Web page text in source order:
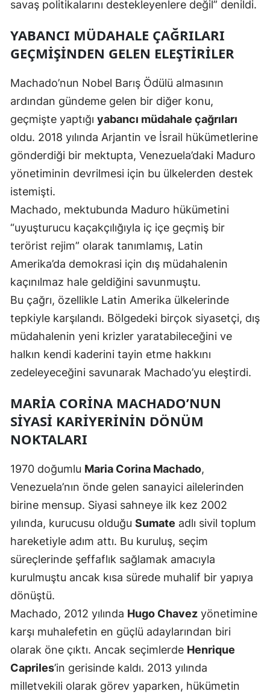
Karabük
Osmaniye
Düzce
savaş politikalarını destekleyenlere değil” denildi.
YABANCI MÜDAHALE ÇAĞRILARI
GEÇMIŞINDEN GELEN ELEŞTIRILER
Machado’nun Nobel Barış Ödülü almasının
ardından gündeme gelen bir diğer konu,
geçmişte yaptığı yabancı müdahale çağrıları
oldu. 2018 yılında Arjantin ve İsrail hükümetlerine
gönderdiği bir mektupta, Venezuela’daki Maduro
yönetiminin devrilmesi için bu ülkelerden destek
istemişti.
Machado, mektubunda Maduro hükümetini
“uyuşturucu kaçakçılığıyla iç içe geçmiş bir
terörist rejim” olarak tanımlamış, Latin
Amerika’da demokrasi için dış müdahalenin
kaçınılmaz hale geldiğini savunmuştu.
Bu çağrı, özellikle Latin Amerika ülkelerinde
tepkiyle karşılandı. Bölgedeki birçok siyasetçi, dış
müdahalenin yeni krizler yaratabileceğini ve
halkın kendi kaderini tayin etme hakkını
zedeleyeceğini savunarak Machado’yu eleştirdi.
MARIA CORINA MACHADO’NUN
SIYASI KARIYERININ DÖNÜM
NOKTALARI
1970 doğumlu Maria Corina Machado,
Venezuela’nın önde gelen sanayici ailelerinden
birine mensup. Siyasi sahneye ilk kez 2002
yılında, kurucusu olduğu Sumate adlı sivil toplum
hareketiyle adım attı. Bu kuruluş, seçim
süreçlerinde şeffaflık sağlamak amacıyla
kurulmuştu ancak kısa sürede muhalif bir yapıya
dönüştü.
Machado, 2012 yılında Hugo Chavez yönetimine
karşı muhalefetin en güçlü adaylarından biri
olarak öne çıktı. Ancak seçimlerde Henrique
Capriles’in gerisinde kaldı. 2013 yılında
milletvekili olarak görev yaparken, hükümetin